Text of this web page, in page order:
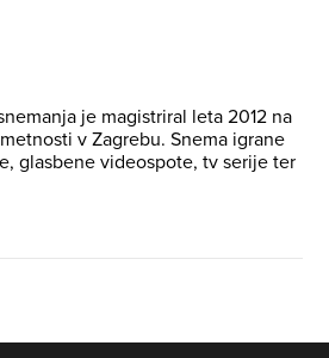
je magistriral leta 2012 na
v Zagrebu. Snema igrane
glasbene videospote, tv serije ter